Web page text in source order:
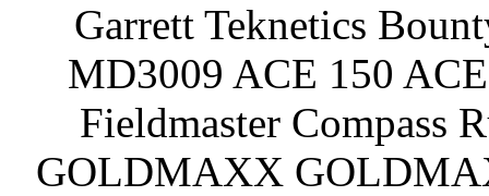
Garrett Teknetics
MD3009 ACE 150
Fieldmaster Compass
GOLDMAXX